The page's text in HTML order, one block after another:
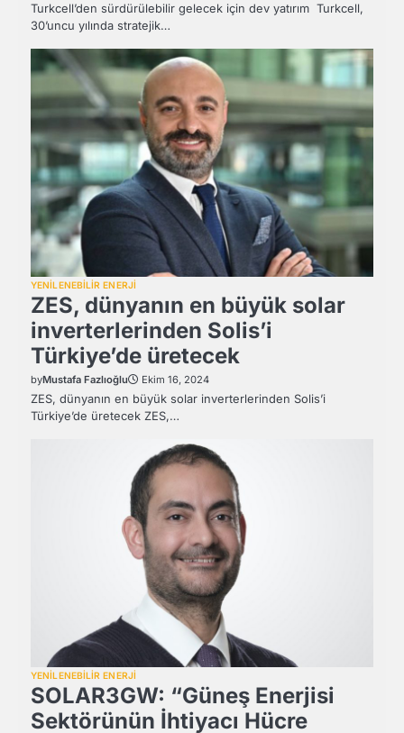
Turkcell’den sürdürülebilir gelecek için dev yatırım Turkcell,
30’uncu yılında stratejik…
YENİLENEBİLİR ENERJİ
ZES, dünyanın en büyük solar
inverterlerinden Solis’i
Türkiye’de üretecek
byMustafa Fazlıoğlu Ekim 16, 2024
ZES, dünyanın en büyük solar inverterlerinden Solis’i
Türkiye’de üretecek ZES,…
YENİLENEBİLİR ENERJİ
SOLAR3GW: “Güneş Enerjisi
Sektörünün İhtiyacı Hücre